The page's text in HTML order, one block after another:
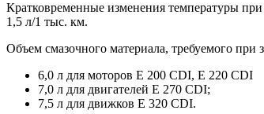
Кратковременные изменения температуры при
1,5 л/1 тыс. км.
Объем смазочного материала, требуемого при
6,0 л для моторов E 200 CDI, E 220 CDI
7,0 л для двигателей E 270 CDI;
7,5 л для движков E 320 CDI.